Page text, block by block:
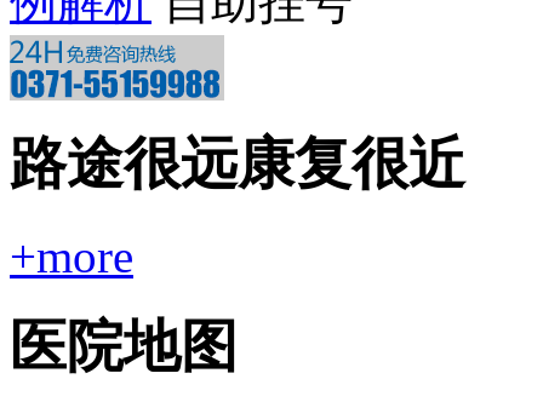
路途很远康复很近
+more
医院地图